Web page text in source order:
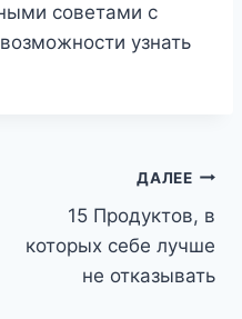
советами с
узнать
ДАЛЕЕ
15 Продуктов, в
которых себе лучше
не отказывать